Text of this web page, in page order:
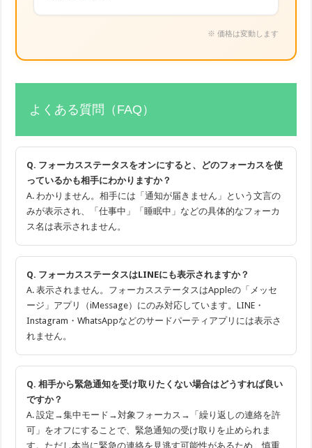
※ 価格は変動します
よくある質問（FAQ）
Q. フォーカスステータスをオンにすると、どのフォーカスを使
っているかも相手にわかりますか？
A. わかりません。相手には「通知が届きません」という文言の
みが表示され、「仕事中」「睡眠中」などの具体的なフォーカ
ス名は表示されません。
Q. フォーカスステータスはLINEにも表示されますか？
A. 表示されません。フォーカスステータスはAppleの「メッセ
ージ」アプリ（iMessage）にのみ対応しています。LINE・
Instagram・WhatsAppなどのサードパーティアプリには表示さ
れません。
Q. 相手から緊急通知を受け取りたくない場合はどうすれば良い
ですか？
A. 設定→集中モード→対象フォーカス→「繰り返しの連絡を許
可」をオフにすることで、緊急通知の受け取りを止められま
す。ただし本当に緊急の連絡を見逃す可能性があるため、慎重